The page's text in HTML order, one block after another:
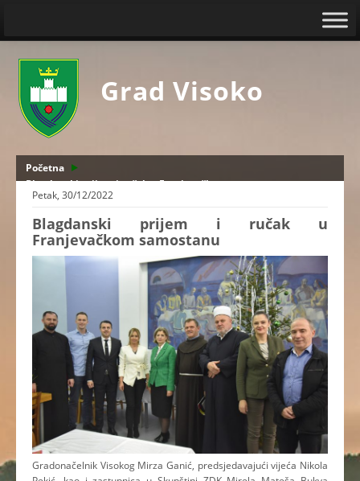
Grad Visoko
Početna
Blagdanski prijem i ručak u Franjevačkom samostanu
Petak, 30/12/2022
Blagdanski prijem i ručak u
Franjevačkom samostanu
Gradonačelnik Visokog Mirza Ganić, predsjedavajući vijeća Nikola